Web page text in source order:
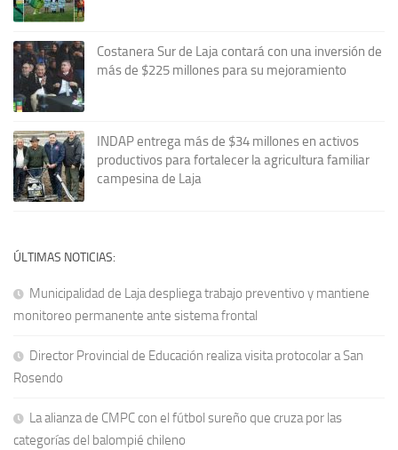
Costanera Sur de Laja contará con una inversión de
más de $225 millones para su mejoramiento
INDAP entrega más de $34 millones en activos
productivos para fortalecer la agricultura familiar
campesina de Laja
ÚLTIMAS NOTICIAS:
Municipalidad de Laja despliega trabajo preventivo y mantiene
monitoreo permanente ante sistema frontal
Director Provincial de Educación realiza visita protocolar a San
Rosendo
La alianza de CMPC con el fútbol sureño que cruza por las
categorías del balompié chileno